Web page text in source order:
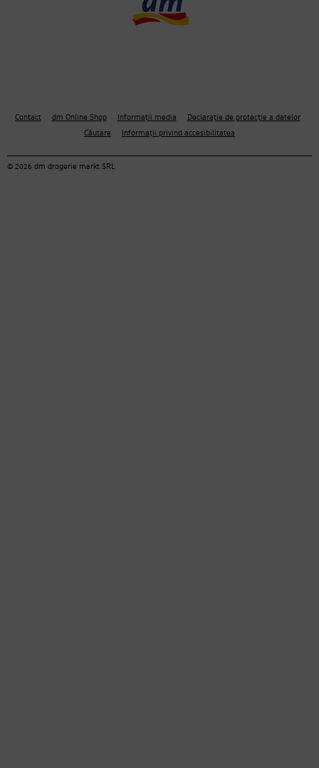
Contact dm Online Shop Informații media
Declarație de protecție a datelor
Căutare
Informații privind accesibilitatea
© 2026 dm drogerie markt SRL